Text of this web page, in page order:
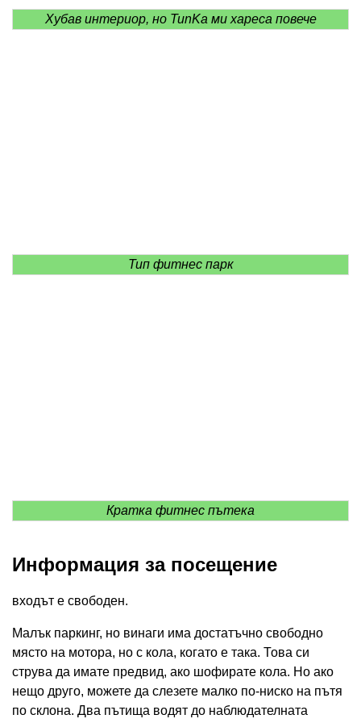
Хубав интериор, но TunKa ми хареса повече
Тип фитнес парк
Кратка фитнес пътека
Информация за посещение
входът е свободен.
Малък паркинг, но винаги има достатъчно свободно
място на мотора, но с кола, когато е така. Това си
струва да имате предвид, ако шофирате кола. Но ако
нещо друго, можете да слезете малко по-ниско на пътя
по склона. Два пътища водят до наблюдателната